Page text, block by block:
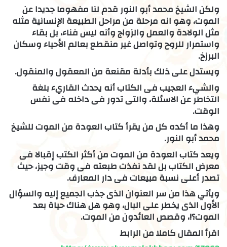
ولكن الشيخ محمد أبو النور قدم لنا مفهوما جديدا عن
الموت، وهو انه مرحلة من مراحل الطبيعة الإنسانية مثله
مثل الولادة والعمل والزواج وأنه ليس فناء، بل بقاء
واستمرار للروح وتواصل غير منقطع بعالم الأحياء وسكان
البرزخ.
ويستدل على ذلك بأدلة مقنعة من المعقول والمنقول.
والشيء العجيب فى الكتاب أنه يحدث القاريء بلغة
التخاطر عن الاسئلة، والتى تدور فى داخله فى نفس
الوقت.
وهذا ما أكده كل من يقرأ كتاب العودة من الموت للشيخ
محمد أبو النور.
ويعد كتاب العودة من الموت من أكثر الكتب إقبالا فى
معرض الكتاب بل لقد نفذت طبعته فى وقت وجيز، حيث
تصدر أعلى نسبة مبيعات فى دار المعارف.
ويأتي هذا من سر العنوان الذى جذب الجميع إليه والسؤال
الأول الذى يخطر على البال، وهو هل هناك حياة بعد
الموت؟!، وقصص العائدون من الموت.
اقرأ المقال كاملا من الرابط